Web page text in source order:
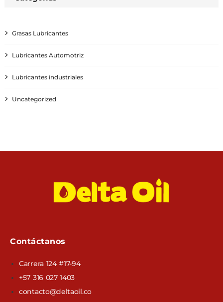
Grasas Lubricantes
Lubricantes Automotriz
Lubricantes industriales
Uncategorized
Contáctanos
Carrera 124 #17-94
+57 316 027 1403
contacto@deltaoil.co